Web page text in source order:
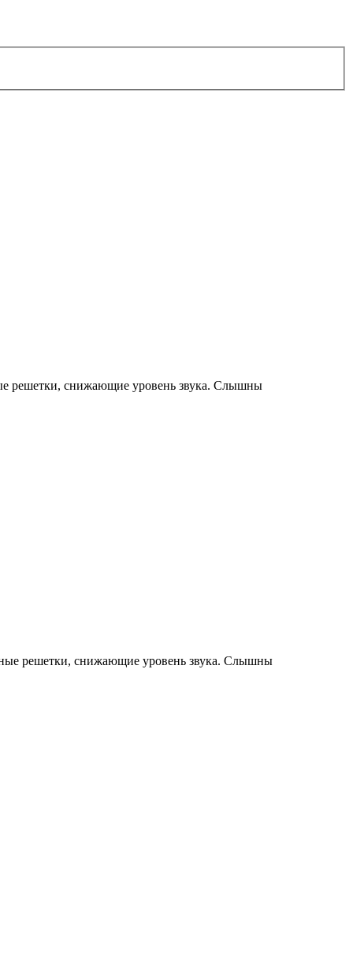
решетки, снижающие уровень звука. Слышны
решетки, снижающие уровень звука. Слышны